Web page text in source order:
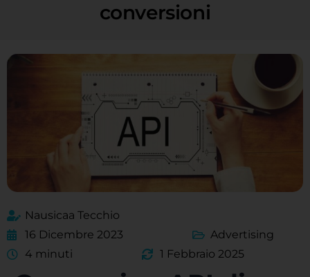
conversioni
Nausicaa Tecchio
16 Dicembre 2023
Advertising
4 minuti
1 Febbraio 2025